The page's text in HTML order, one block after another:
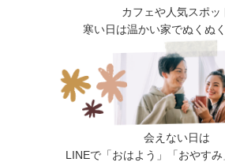
カフェや人気スポッ
寒い日は温かい家でぬくぬ
会えない日は
LINEで「おはよう」「おやすみ